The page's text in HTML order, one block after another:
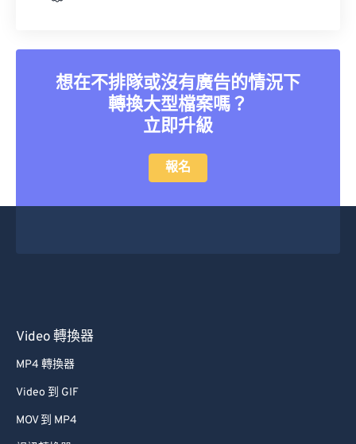
想在不排隊或沒有廣告的情況下
轉換大型檔案嗎？
立即升級
報名
Video 轉換器
MP4 轉換器
Video 到 GIF
MOV 到 MP4